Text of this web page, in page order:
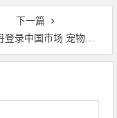
下一篇
中国市场 宠物洁牙“革命”时代来临